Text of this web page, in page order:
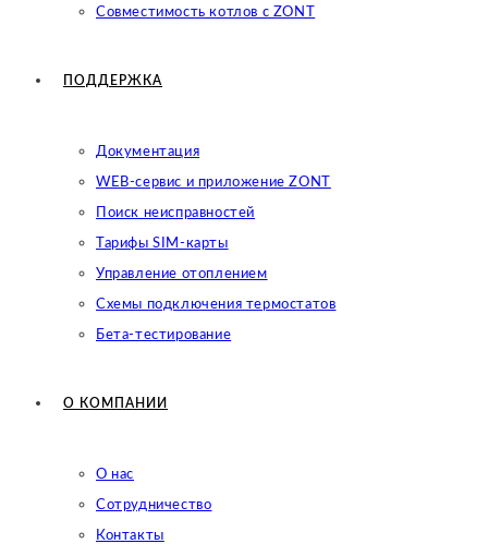
Совместимость котлов с ZONT
ПОДДЕРЖКА
Документация
WEB-сервис и приложение ZONT
Поиск неисправностей
Тарифы SIM-карты
Управление отоплением
Схемы подключения термостатов
Бета-тестирование
О КОМПАНИИ
О нас
Сотрудничество
Контакты